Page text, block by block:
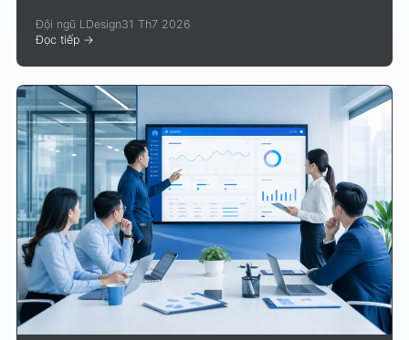
Đội ngũ LDesign31 Th7 2026
Đọc tiếp ->